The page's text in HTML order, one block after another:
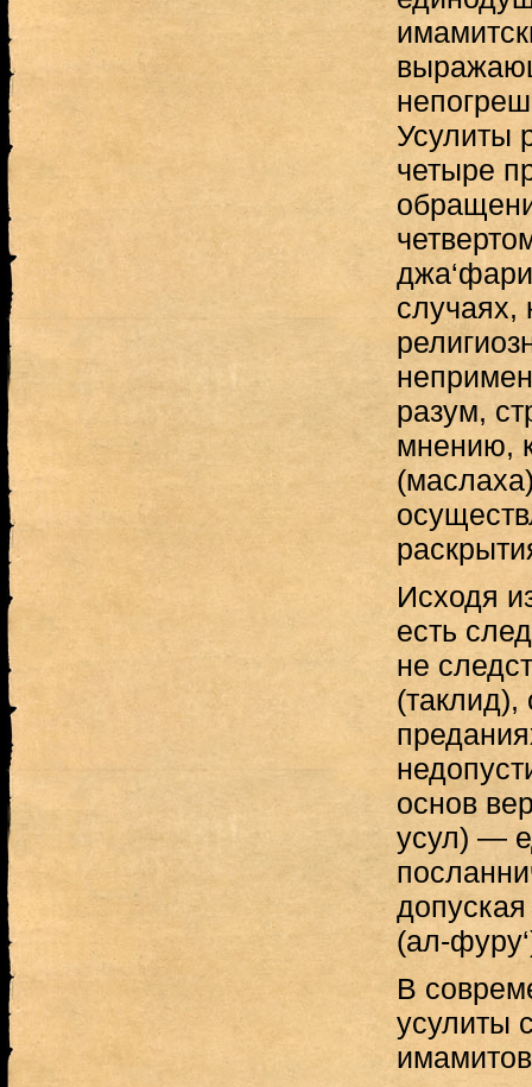
Усулиты
четыре
случаях,
разум,
мнению,
Исходя
есть
не
(таклид),
основ
усул) —
(ал-
В
усулиты